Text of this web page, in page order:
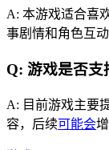
A: 本游戏适合喜
事剧情和角色互
Q: 游戏是否支
A: 目前游戏主要
容，后续可能会